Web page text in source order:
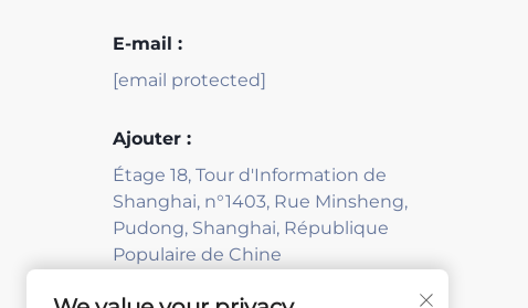
E-mail :
[email protected]
Ajouter :
Étage 18, Tour d'Information de
Shanghai, n°1403, Rue Minsheng,
Pudong, Shanghai, République
Populaire de Chine